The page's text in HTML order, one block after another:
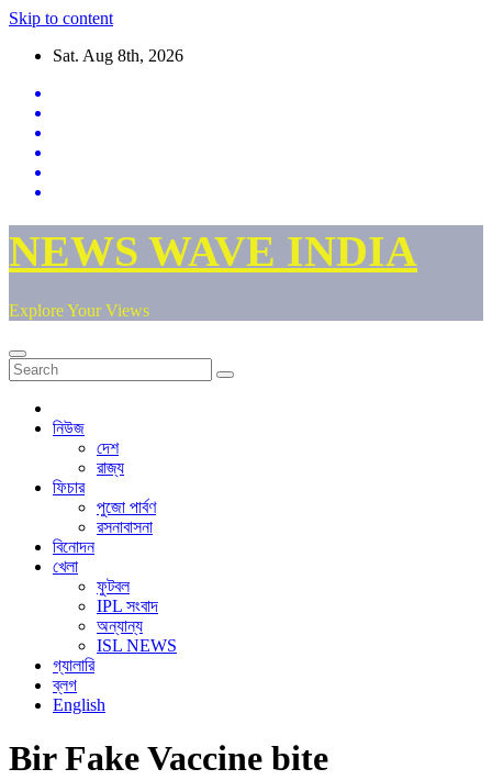
Skip to content
Sat. Aug 8th, 2026
NEWS WAVE INDIA
Explore Your Views
নিউজ
দেশ
রাজ্য
ফিচার
পুজো পার্বণ
রসনাবাসনা
বিনোদন
খেলা
ফুটবল
IPL সংবাদ
অন্যান্য
ISL NEWS
গ্যালারি
ব্লগ
English
Bir Fake Vaccine bite